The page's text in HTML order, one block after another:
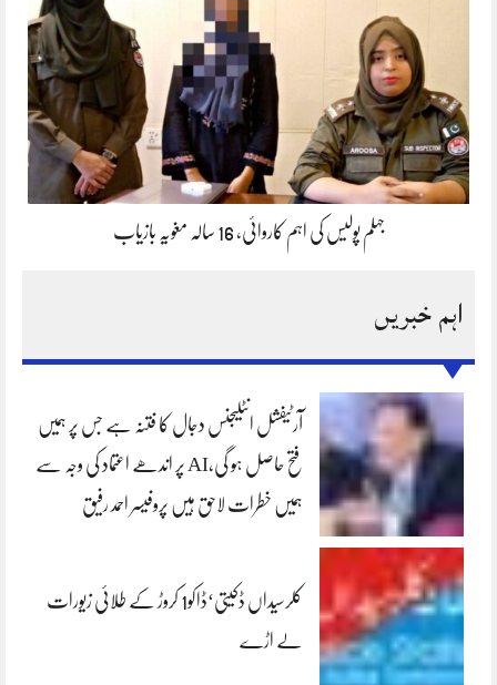
جہلم پولیس کی اہم کاروائی، 16 سالہ مغویہ بازیاب
اہم خبریں
آرٹیفشل انٹلیجنس دجال کا فتنہ ہے جس پر ہمیں
فتح حاصل ہو گی،AI پر اندھے اعتماد کی وجہ سے
ہمیں خطرات لاحق ہیں پروفیسر احمد رفیق
کلرسیداں ڈکیتی‘ڈاکو1 کروڑ کے طلائی زیورات
لے اڑے